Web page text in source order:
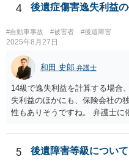
加入したつもりがなくても、確
4 後遺症傷害逸失利益
#自動車事故 #被害者 #後遺障害
2025年8月27日
和田 史郎 弁護士
14級で逸失利益を計算する場合
失利益のほかにも、保険会社の
性もありそうですね。 弁護士に
5 後遺障害等級について